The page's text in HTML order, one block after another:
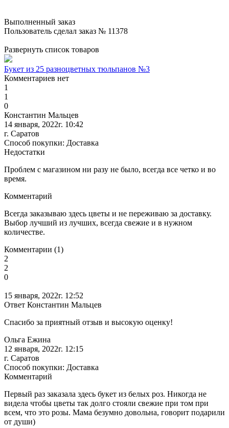
Выполненный заказ
Пользователь сделал заказ № 11378
Развернуть список товаров
Букет из 25 разноцветных тюльпанов №3
Комментариев нет
1
1
0
Константин Мальцев
14 января, 2022г. 10:42
г. Саратов
Способ покупки: Доставка
Недостатки
Проблем с магазином ни разу не было, всегда все четко и во
время.
Комментарий
Всегда заказываю здесь цветы и не переживаю за доставку.
Выбор лучший из лучших, всегда свежие и в нужном
количестве.
Комментарии (1)
2
2
0
15 января, 2022г. 12:52
Ответ Константин Мальцев
Спасибо за приятный отзыв и высокую оценку!
Ольга Ежина
12 января, 2022г. 12:15
г. Саратов
Способ покупки: Доставка
Комментарий
Первый раз заказала здесь букет из белых роз. Никогда не
видела чтобы цветы так долго стояли свежие при том при
всем, что это розы. Мама безумно довольна, говорит подарили
от души)